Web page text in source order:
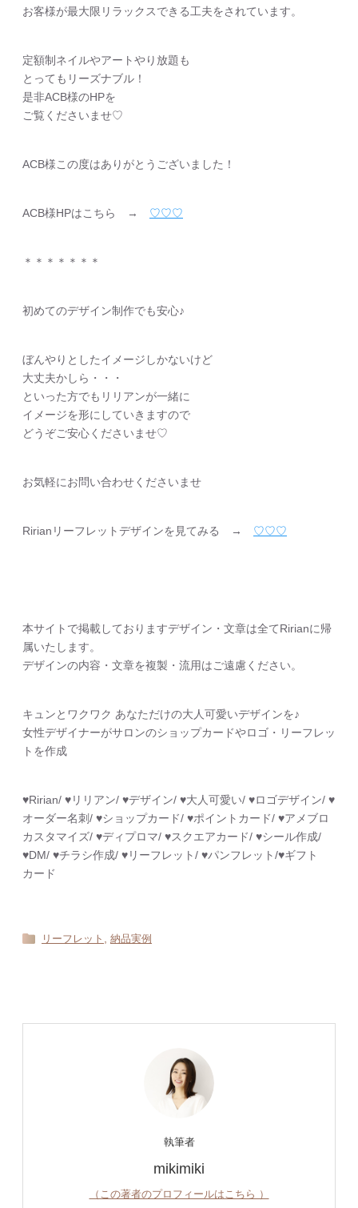
お客様が最大限リラックスできる工夫をされています。
定額制ネイルやアートやり放題も
とってもリーズナブル！
是非ACB様のHPを
ご覧くださいませ♡
ACB様この度はありがとうございました！
ACB様HPはこちら → ♡♡♡
＊＊＊＊＊＊＊
初めてのデザイン制作でも安心♪
ぼんやりとしたイメージしかないけど
大丈夫かしら・・・
といった方でもリリアンが一緒に
イメージを形にしていきますので
どうぞご安心くださいませ♡
お気軽にお問い合わせくださいませ
Ririanリーフレットデザインを見てみる → ♡♡♡
本サイトで掲載しておりますデザイン・文章は全てRirianに帰
属いたします。
デザインの内容・文章を複製・流用はご遠慮ください。
キュンとワクワク あなただけの大人可愛いデザインを♪
女性デザイナーがサロンのショップカードやロゴ・リーフレッ
トを作成
♥︎Ririan/ ♥︎リリアン/ ♥︎デザイン/ ♥︎大人可愛い/ ♥︎ロゴデザイン/ ♥︎
オーダー名刺/ ♥︎ショップカード/ ♥︎ポイントカード/ ♥︎アメブロ
カスタマイズ/ ♥︎ディプロマ/ ♥︎スクエアカード/ ♥︎シール作成/
♥︎DM/ ♥︎チラシ作成/ ♥︎リーフレット/ ♥︎パンフレット/♥︎ギフト
カード
リーフレット 納品実例
執筆者
mikimiki
（この著者のプロフィールはこちら ）